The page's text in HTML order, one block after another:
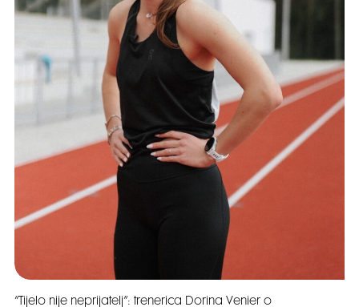
“Tijelo nije neprijatelj”: trenerica Dorina Venier o